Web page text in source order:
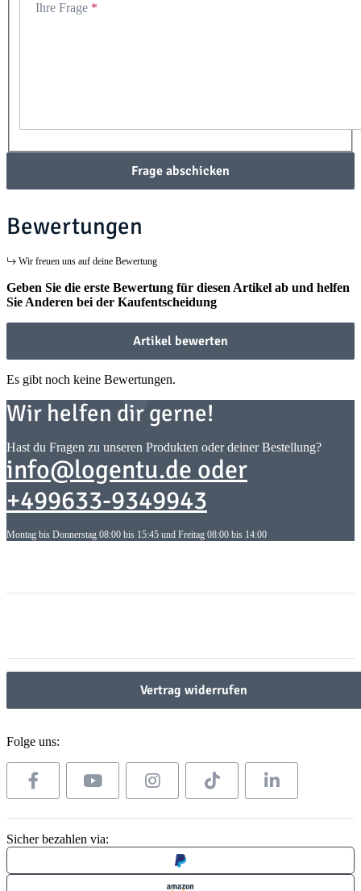
Ihre Frage
Frage abschicken
Bewertungen
Wir freuen uns auf deine Bewertung
Geben Sie die erste Bewertung für diesen Artikel ab und helfen
Sie Anderen bei der Kaufentscheidung
Artikel bewerten
Es gibt noch keine Bewertungen.
Wir helfen dir gerne!
Hast du Fragen zu unseren Produkten oder deiner Bestellung?
info@logentu.de oder
+499633-9349943
Montag bis Donnerstag 08:00 bis 15:45 und Freitag 08:00 bis 14:00
Vertrag widerrufen
Folge uns:
Sicher bezahlen via: